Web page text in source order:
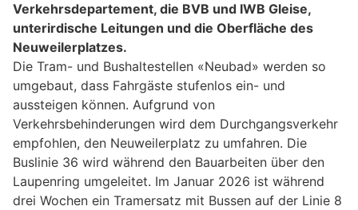
Verkehrsdepartement, die BVB und IWB Gleise,
unterirdische Leitungen und die Oberfläche des
Neuweilerplatzes.
Die Tram- und Bushaltestellen «Neubad» werden so
umgebaut, dass Fahrgäste stufenlos ein- und
aussteigen können. Aufgrund von
Verkehrsbehinderungen wird dem Durchgangsverkehr
empfohlen, den Neuweilerplatz zu umfahren. Die
Buslinie 36 wird während den Bauarbeiten über den
Laupenring umgeleitet. Im Januar 2026 ist während
drei Wochen ein Tramersatz mit Bussen auf der Linie 8